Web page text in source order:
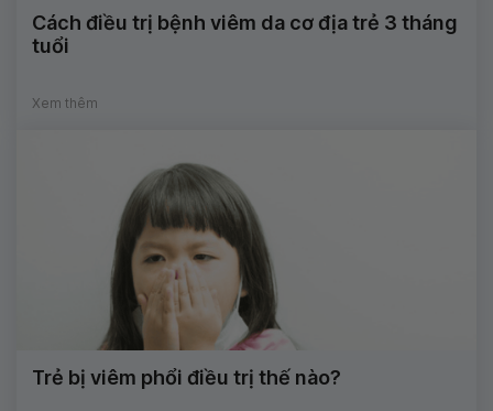
Cách điều trị bệnh viêm da cơ địa trẻ 3 tháng
tuổi
Xem thêm
Trẻ bị viêm phổi điều trị thế nào?